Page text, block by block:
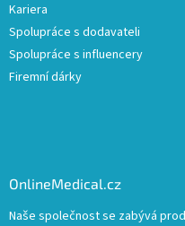
Kariera
Spolupráce s dodavateli
Spolupráce s influencery
Firemní dárky
OnlineMedical.cz
Naše společnost se zabývá